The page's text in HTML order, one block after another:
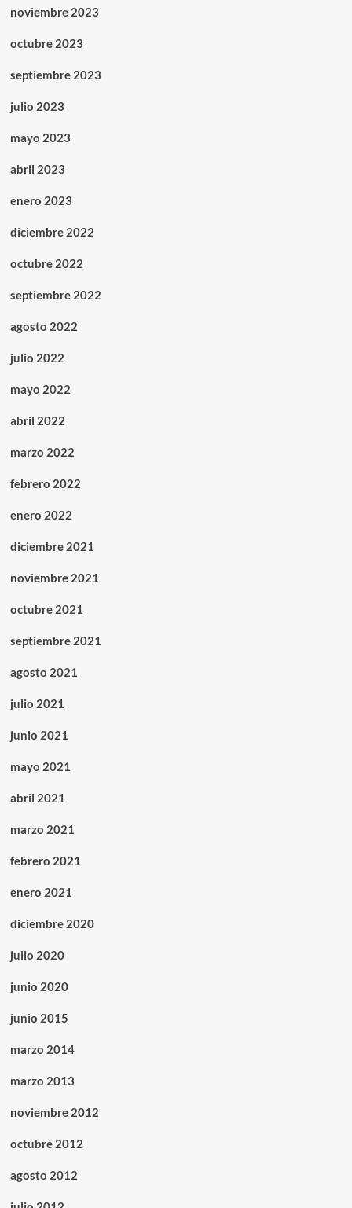
noviembre 2023
octubre 2023
septiembre 2023
julio 2023
mayo 2023
abril 2023
enero 2023
diciembre 2022
octubre 2022
septiembre 2022
agosto 2022
julio 2022
mayo 2022
abril 2022
marzo 2022
febrero 2022
enero 2022
diciembre 2021
noviembre 2021
octubre 2021
septiembre 2021
agosto 2021
julio 2021
junio 2021
mayo 2021
abril 2021
marzo 2021
febrero 2021
enero 2021
diciembre 2020
julio 2020
junio 2020
junio 2015
marzo 2014
marzo 2013
noviembre 2012
octubre 2012
agosto 2012